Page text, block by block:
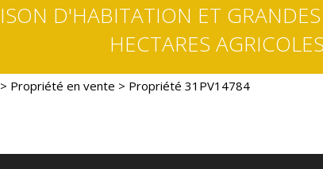
D'HABITATION ET
HECTARES
> Propriété en vente > Propriété 31PV14784